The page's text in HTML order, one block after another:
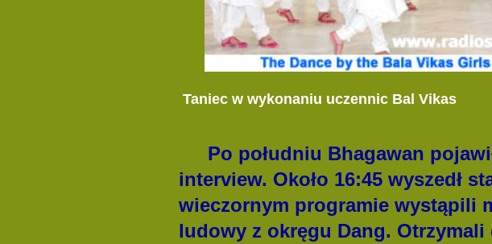
Taniec w wykonaniu uczennic Bal Vikas
Po południu Bhagawan
interview. Około 16:45 wyszedł
wieczornym programie wystąpili
ludowy z okręgu Dang.